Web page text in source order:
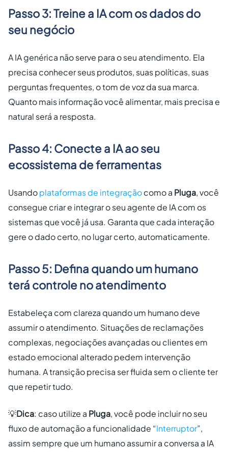
Passo 3: Treine a IA com os dados do
seu negócio
A IA genérica não serve para o seu atendimento. Ela
precisa conhecer seus produtos, suas políticas, suas
perguntas frequentes, o tom de voz da sua marca.
Quanto mais informação você alimentar, mais precisa e
natural será a resposta.
Passo 4: Conecte a IA ao seu
ecossistema de ferramentas
Usandoplataformas de integraçãocomo a Pluga, você
consegue criar e integrar o seu agente de IA com os
sistemas que você já usa. Garanta que cada interação
gere o dado certo, no lugar certo, automaticamente.
Passo 5: Defina quando um humano
terá controle no atendimento
Estabeleça com clareza quando um humano deve
assumir o atendimento. Situações de reclamações
complexas, negociações avançadas ou clientes em
estado emocional alterado pedem intervenção
humana. A transição precisa ser fluida sem o cliente ter
que repetir tudo.
💡Dica: caso utilize a Pluga, você pode incluir no seu
fluxo de automação a funcionalidade “Interruptor”,
assim sempre que um humano assumir a conversa a IA